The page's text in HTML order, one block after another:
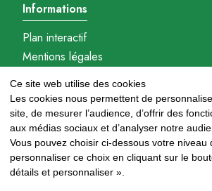
Ce site web utilise des cookies
Les cookies nous permettent de
site, de mesurer l’audience, d’offrir des
aux médias sociaux et d’analyser notre
Vous pouvez choisir ci-dessous votre niveau
personnaliser ce choix en cliquant sur le
détails et personnaliser ».
Informations
Plan interactif
Mentions légales
Réalisation : Ambition-com.fr
Nous suivre
Newsletter